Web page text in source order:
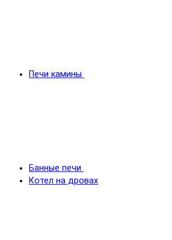
Печи камины
Банные печи
Котел на дровах